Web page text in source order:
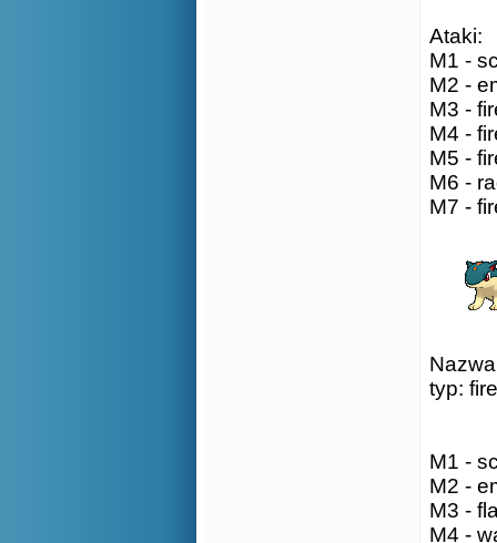
Ataki:
M1 -
M2 -
M3 -
M4 -
M5 -
M6 -
M7 -
typ: fire
M1 -
M2 -
M3 -
M4 -